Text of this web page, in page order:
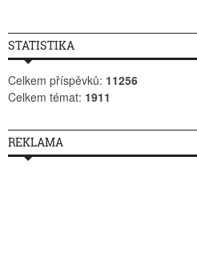
STATISTIKA
Celkem příspěvků: 11256
Celkem témat: 1911
REKLAMA